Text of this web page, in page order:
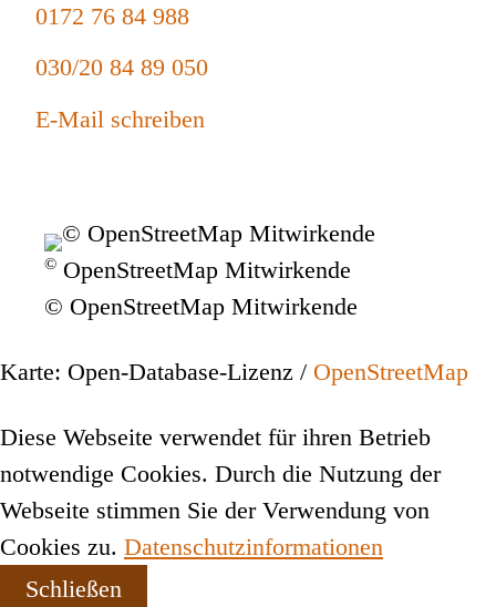
0172 76 84 988
030/20 84 89 050
E-Mail schreiben
© OpenStreetMap Mitwirkende
© OpenStreetMap Mitwirkende
Karte: Open-Database-Lizenz / OpenStreetMap
Diese Webseite verwendet für ihren Betrieb
notwendige Cookies. Durch die Nutzung der
Webseite stimmen Sie der Verwendung von
Cookies zu. Datenschutzinformationen
Schließen